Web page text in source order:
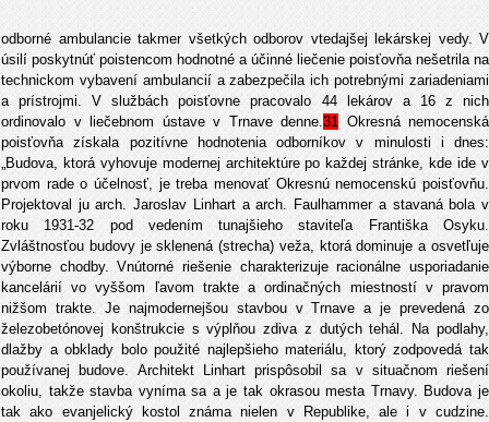
odborné ambulancie takmer všetkých odborov vtedajšej lekárskej vedy. V
úsilí poskytnúť poistencom hodnotné a účinné liečenie poisťovňa nešetrila na
technickom vybavení ambulancií a zabezpečila ich potrebnými zariadeniami
a prístrojmi. V službách poisťovne pracovalo 44 lekárov a 16 z nich
ordinovalo v liečebnom ústave v Trnave denne.31 Okresná nemocenská
poisťovňa získala pozitívne hodnotenia odborníkov v minulosti i dnes:
„Budova, ktorá vyhovuje modernej architektúre po každej stránke, kde ide v
prvom rade o účelnosť, je treba menovať Okresnú nemocenskú poisťovňu.
Projektoval ju arch. Jaroslav Linhart a arch. Faulhammer a stavaná bola v
roku 1931-32 pod vedením tunajšieho staviteľa Františka Osyku.
Zvláštnosťou budovy je sklenená (strecha) veža, ktorá dominuje a osvetľuje
výborne chodby. Vnútorné riešenie charakterizuje racionálne usporiadanie
kancelárií vo vyššom ľavom trakte a ordinačných miestností v pravom
nižšom trakte. Je najmodernejšou stavbou v Trnave a je prevedená zo
železobetónovej konštrukcie s výplňou zdiva z dutých tehál. Na podlahy,
dlažby a obklady bolo použité najlepšieho materiálu, ktorý zodpovedá tak
používanej budove. Architekt Linhart prispôsobil sa v situačnom riešení
okoliu, takže stavba vyníma sa a je tak okrasou mesta Trnavy. Budova je
tak ako evanjelický kostol známa nielen v Republike, ale i v cudzine.